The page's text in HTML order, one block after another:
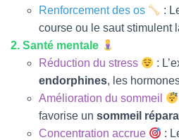
Renforcement des os
:
course ou le saut stimulent
2. Santé mentale
Réduction du stress
:
endorphines, les
Amélioration du sommeil
favorise un sommeil
Concentration accrue
: